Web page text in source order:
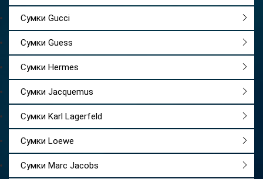
Сумки Gucci
Сумки Guess
Сумки Hermes
Сумки Jacquemus
Сумки Karl Lagerfeld
Сумки Loewe
Сумки Marc Jacobs